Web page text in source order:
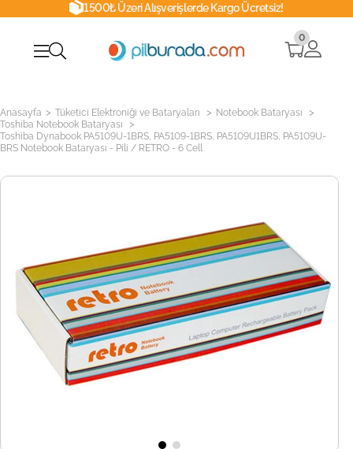
1500₺ Üzeri Alışverişlerde Kargo Ücretsiz!
0
Anasayfa > Tüketici Elektroniği ve Bataryaları > Notebook Bataryası >
Toshiba Notebook Bataryası >
Toshiba Dynabook PA5109U-1BRS, PA5109-1BRS, PA5109U1BRS, PA5109U-
BRS Notebook Bataryası - Pili / RETRO - 6 Cell